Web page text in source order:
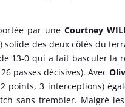
par uneCourtney
solide des deux côtés du
13-0 qui a fait basculer la
passes décisives). Avec
points, 3 interceptions)
sans trembler. Malgré